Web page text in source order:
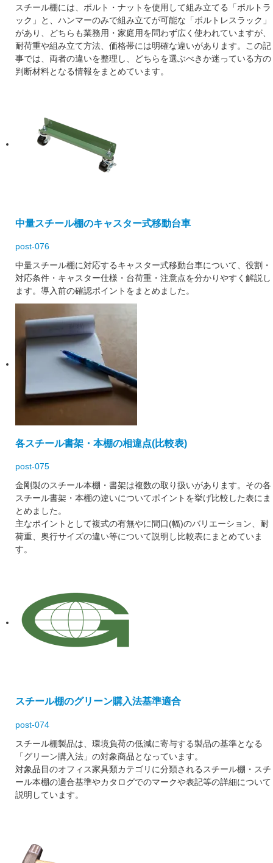
スチール棚には、ボルト・ナットを使用して組み立てる「ボルトラ
ック」と、ハンマーのみで組み立てが可能な「ボルトレスラック」
があり、どちらも業務用・家庭用を問わず広く使われていますが、
耐荷重や組み立て方法、価格帯には明確な違いがあります。この記
事では、両者の違いを整理し、どちらを選ぶべきか迷っている方の
判断材料となる情報をまとめています。
中量スチール棚のキャスター式移動台車
post-076
中量スチール棚に対応するキャスター式移動台車について、役割・
対応条件・キャスター仕様・台荷重・注意点を分かりやすく解説し
ます。導入前の確認ポイントをまとめました。
各スチール書架・本棚の相違点(比較表)
post-075
金剛製のスチール本棚・書架は複数の取り扱いがあります。その各
スチール書架・本棚の違いについてポイントを挙げ比較した表にま
とめました。
主なポイントとして複式の有無やに間口(幅)のバリエーション、耐
荷重、奥行サイズの違い等について説明し比較表にまとめていま
す。
スチール棚のグリーン購入法基準適合
post-074
スチール棚製品は、環境負荷の低減に寄与する製品の基準となる
「グリーン購入法」の対象商品となっています。
対象品目のオフィス家具類カテゴリに分類されるスチール棚・スチ
ール本棚の適合基準やカタログでのマークや表記等の詳細について
説明しています。